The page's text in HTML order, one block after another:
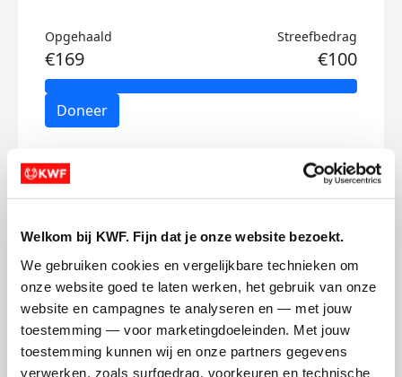
Welkom bij KWF. Fijn dat je onze website bezoekt.
We gebruiken cookies en vergelijkbare technieken om
onze website goed te laten werken, het gebruik van onze
website en campagnes te analyseren en — met jouw
toestemming — voor marketingdoeleinden. Met jouw
toestemming kunnen wij en onze partners gegevens
verwerken, zoals surfgedrag, voorkeuren en technische
Opgehaald
€169
Streefbedrag
€100
Doneer